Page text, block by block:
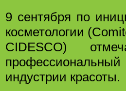
9 сентября по
косметологии
CIDESCO)
профессиональный
индустрии красоты.